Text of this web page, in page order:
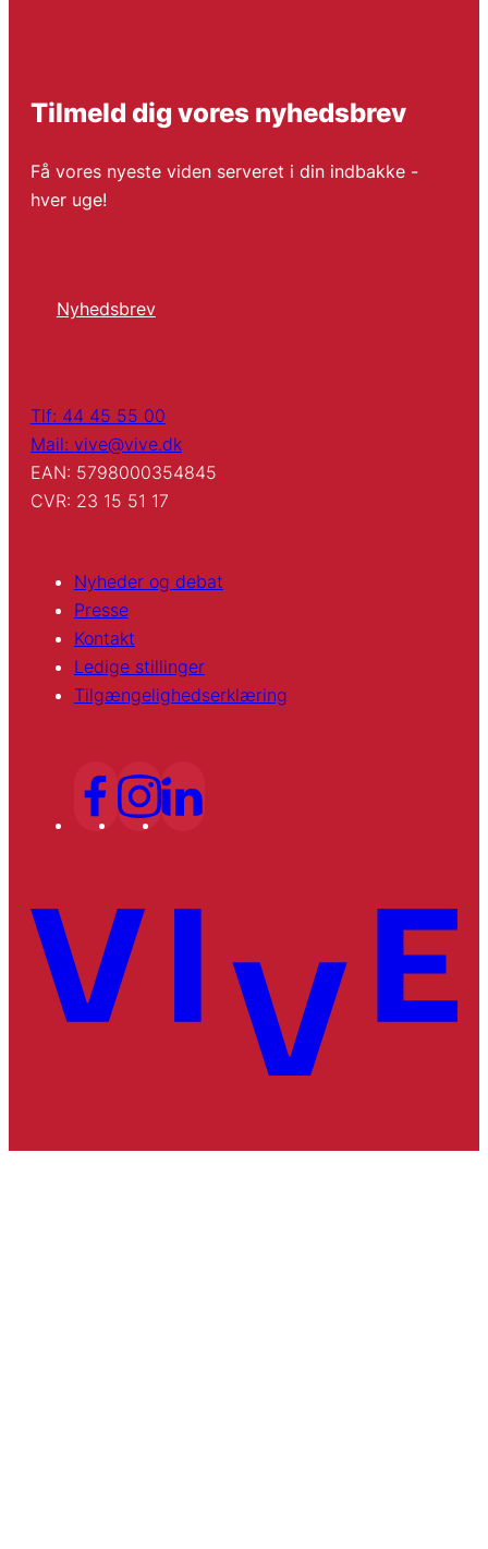
Tilmeld dig vores nyhedsbrev
Få vores nyeste viden serveret i din indbakke -
hver uge!
Nyhedsbrev
Tlf: 44 45 55 00
Mail: vive@vive.dk
EAN: 5798000354845
CVR: 23 15 51 17
Nyheder og debat
Presse
Kontakt
Ledige stillinger
Tilgængelighedserklæring